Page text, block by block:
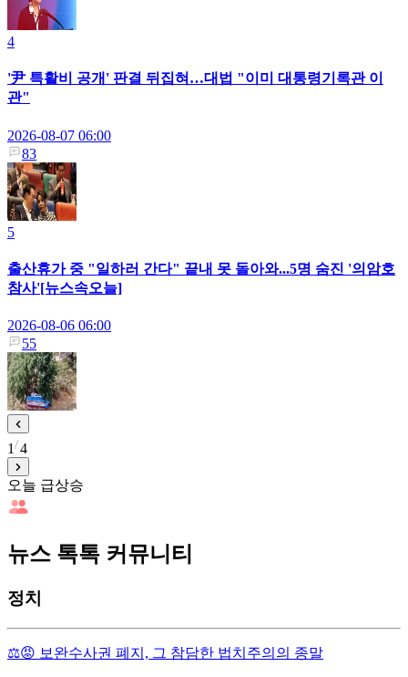
4
'尹 특활비 공개' 판결 뒤집혀…대법 "이미 대통령기록관 이
관"
2026-08-07 06:00
83
5
출산휴가 중 "일하러 간다" 끝내 못 돌아와...5명 숨진 '의암호
참사'[뉴스속오늘]
2026-08-06 06:00
55
1 4
오늘 급상승
뉴스 톡톡 커뮤니티
정치
⚖️😡 보완수사권 폐지, 그 참담한 법치주의의 종말